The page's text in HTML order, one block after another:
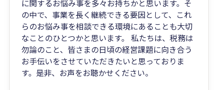
に関するお悩み事を多々お持ちかと思います。そ
の中で、事業を長く継続できる要因として、これ
らのお悩み事を相談できる環境にあることも大切
なことのひとつかと思います。 私たちは、税務は
勿論のこと、皆さまの日頃の経営課題に向き合う
お手伝いをさせていただきたいと思っておりま
す。是非、お声をお聴かせください。